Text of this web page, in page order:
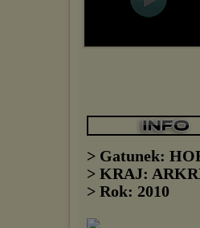
> Gatunek:
> KRAJ:
> Rok: 2010